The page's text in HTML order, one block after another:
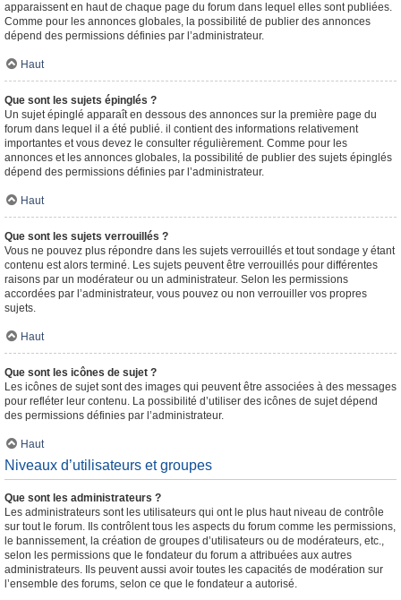
apparaissent en haut de chaque page du forum dans lequel elles sont publiées.
Comme pour les annonces globales, la possibilité de publier des annonces
dépend des permissions définies par l’administrateur.
Haut
Que sont les sujets épinglés ?
Un sujet épinglé apparaît en dessous des annonces sur la première page du
forum dans lequel il a été publié. il contient des informations relativement
importantes et vous devez le consulter régulièrement. Comme pour les
annonces et les annonces globales, la possibilité de publier des sujets épinglés
dépend des permissions définies par l’administrateur.
Haut
Que sont les sujets verrouillés ?
Vous ne pouvez plus répondre dans les sujets verrouillés et tout sondage y étant
contenu est alors terminé. Les sujets peuvent être verrouillés pour différentes
raisons par un modérateur ou un administrateur. Selon les permissions
accordées par l’administrateur, vous pouvez ou non verrouiller vos propres
sujets.
Haut
Que sont les icônes de sujet ?
Les icônes de sujet sont des images qui peuvent être associées à des messages
pour refléter leur contenu. La possibilité d’utiliser des icônes de sujet dépend
des permissions définies par l’administrateur.
Haut
Niveaux d’utilisateurs et groupes
Que sont les administrateurs ?
Les administrateurs sont les utilisateurs qui ont le plus haut niveau de contrôle
sur tout le forum. Ils contrôlent tous les aspects du forum comme les permissions,
le bannissement, la création de groupes d’utilisateurs ou de modérateurs, etc.,
selon les permissions que le fondateur du forum a attribuées aux autres
administrateurs. Ils peuvent aussi avoir toutes les capacités de modération sur
l’ensemble des forums, selon ce que le fondateur a autorisé.